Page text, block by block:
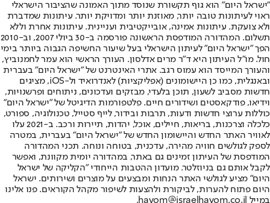
"ישראל היום" הוא גוף תקשורת שנוסד מתוך האמונה שהציבור הישראלי
ראוי לעיתונות טובה יותר, מאוזנת יותר ומדויקת יותר. עיתונות שמדברת
ולא צועקת. עיתונות אמינה, אובייקטיבית ועניינית. עיתונות אחרת וללא
תשלום. המהדורה המודפסת הראשונה פורסמה ב-30 ביולי 2007, וב-2010
הפך "ישראל היום" לעיתון הישראלי בעל שיעור החשיפה הגבוה ביותר בימי
חול. מו"ל העיתון היא ד"ר מרים אדלסון. העורך הראשי הוא עמר לחמנוביץ,
והעורך המייסד הוא עמוס רגב. אתרי האינטרנט של "ישראל היום" בעברית
ובאנגלית, כמו כן היישומונים (אפליקציות) לאנדרואיד ול-iOS, מציגים
חדשות מסביב לשעון, תוכן בלעדי, מבזקים ועדכונים, ניתוחים ופרשנויות,
וידיאו, פודקאסטים ושידורים חיים. פלטפורמות הדיגיטל של "ישראל היום"
כוללות ערוצי חדשות ודעות, תרבות ובידור, לייף סטייל, טכנולוגיה, ספורט,
כלכלה וצרכנות, בריאות, חיילים, אוכל, יהדות, תיירות ורכב. ב-2021 עלו
לאוויר האתר החדש והיישומון החדש של "ישראל היום" בעברית, במטרה
לספק לגולשים חוויה מהירה, עדכנית, בטוחה ונוחה. תכני המהדורה
המודפסת של העיתון זמינים גם באתר, במהדורה יומית מקוונת, ואפשר
לקבל אותם גם בניוזלטר. מועדון ההטבות הייחודי "הקליקה של ישראל
היום" מציע לגולשי האתר הנחות ומבצעים על מוצרים ושירותים. ישראל
היום פתוח להערות, לביקורת ולהצעות לשיפור מקהל הקוראים. פנו אלינו
במייל hayom@israelhayom.co.il.